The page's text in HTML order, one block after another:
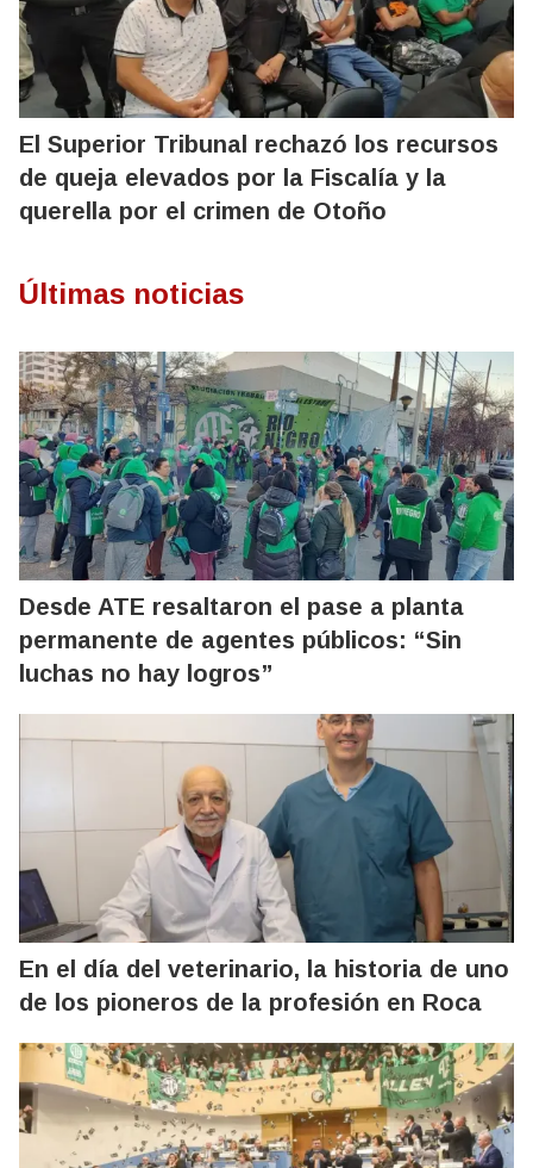
El Superior Tribunal rechazó los recursos
de queja elevados por la Fiscalía y la
querella por el crimen de Otoño
Últimas noticias
Desde ATE resaltaron el pase a planta
permanente de agentes públicos: “Sin
luchas no hay logros”
En el día del veterinario, la historia de uno
de los pioneros de la profesión en Roca